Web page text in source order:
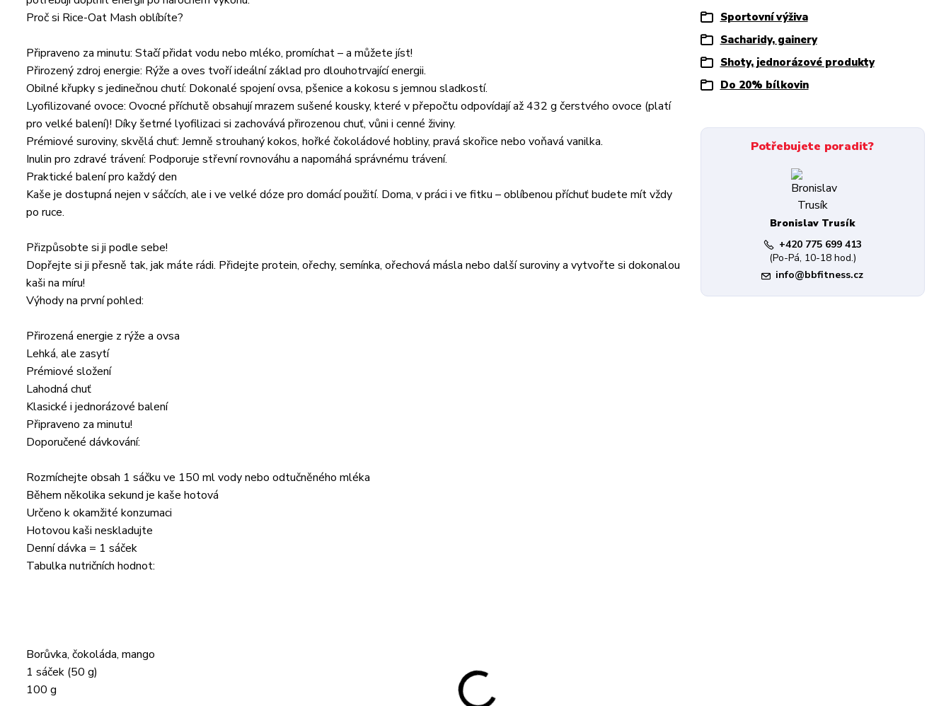
Proč si Rice-Oat Mash oblíbíte?
Připraveno za minutu: Stačí přidat vodu nebo mléko, promíchat – a můžete jíst!
Přirozený zdroj energie: Rýže a oves tvoří ideální základ pro dlouhotrvající energii.
Obilné křupky s jedinečnou chutí: Dokonalé spojení ovsa, pšenice a kokosu s jemnou sladkostí.
Lyofilizované ovoce: Ovocné příchutě obsahují mrazem sušené kousky, které v přepočtu odpovídají až 432 g čerstvého ovoce (platí
pro velké balení)! Díky šetrné lyofilizaci si zachovává přirozenou chuť, vůni i cenné živiny.
Prémiové suroviny, skvělá chuť: Jemně strouhaný kokos, hořké čokoládové hobliny, pravá skořice nebo voňavá vanilka.
Inulin pro zdravé trávení: Podporuje střevní rovnováhu a napomáhá správnému trávení.
Praktické balení pro každý den
Kaše je dostupná nejen v sáčcích, ale i ve velké dóze pro domácí použití. Doma, v práci i ve fitku – oblíbenou příchuť budete mít vždy
po ruce.
Přizpůsobte si ji podle sebe!
Dopřejte si ji přesně tak, jak máte rádi. Přidejte protein, ořechy, semínka, ořechová másla nebo další suroviny a vytvořte si dokonalou
kaši na míru!
Výhody na první pohled:
Přirozená energie z rýže a ovsa
Lehká, ale zasytí
Prémiové složení
Lahodná chuť
Klasické i jednorázové balení
Připraveno za minutu!
Doporučené dávkování:
Rozmíchejte obsah 1 sáčku ve 150 ml vody nebo odtučněného mléka
Během několika sekund je kaše hotová
Určeno k okamžité konzumaci
Hotovou kaši neskladujte
Denní dávka = 1 sáček
Tabulka nutričních hodnot:
Borůvka, čokoláda, mango
1 sáček (50 g)
100 g
Sportovní výživa
Sacharidy, gainery
Shoty, jednorázové produkty
Do 20% bílkovin
Potřebujete poradit?
Bronislav Trusík
+420 775 699 413
(Po-Pá, 10-18 hod.)
info@bbfitness.cz